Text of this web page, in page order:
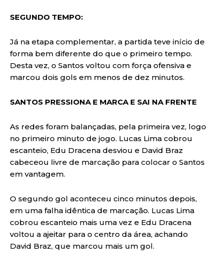
SEGUNDO TEMPO:
Já na etapa complementar, a partida teve início de
forma bem diferente do que o primeiro tempo.
Desta vez, o Santos voltou com força ofensiva e
marcou dois gols em menos de dez minutos.
SANTOS PRESSIONA E MARCA E SAI NA FRENTE
As redes foram balançadas, pela primeira vez, logo
no primeiro minuto de jogo. Lucas Lima cobrou
escanteio, Edu Dracena desviou e David Braz
cabeceou livre de marcação para colocar o Santos
em vantagem.
O segundo gol aconteceu cinco minutos depois,
em uma falha idêntica de marcação. Lucas Lima
cobrou escanteio mais uma vez e Edu Dracena
voltou a ajeitar para o centro da área, achando
David Braz, que marcou mais um gol.